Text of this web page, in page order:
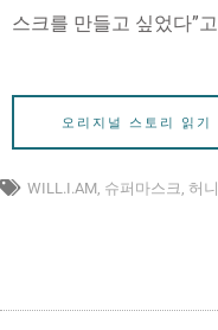
스크를 만들고 싶었다”
오리지널 스토리 읽기
WILL.I.AM 슈퍼마스크 허